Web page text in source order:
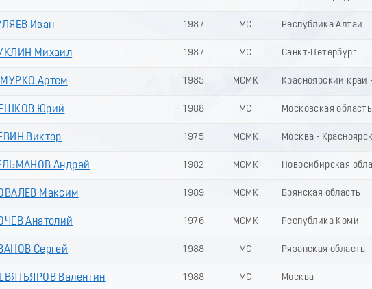
Иван 1987 МС Республика Алтай
Михаил 1987 МС Санкт-Петербург
Артем 1985 МСМК Красноярский край
Юрий 1988 МС Московская область
Виктор 1975 МСМК Москва -
Андрей 1982 МСМК Новосибирская
Максим 1989 МСМК Брянская область
Анатолий 1976 МСМК Республика Коми
Сергей 1988 МС Рязанская область
Валентин 1988 МС Москва